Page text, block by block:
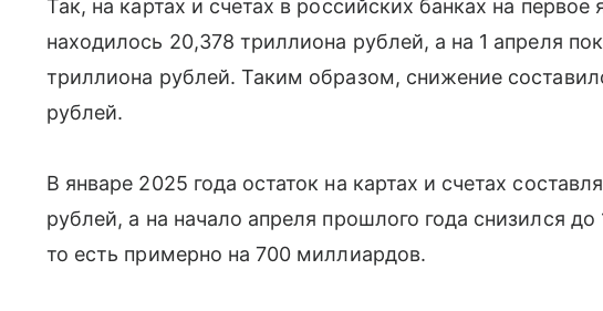
Так, на картах и счетах в российских банках на первое
находилось 20,378 триллиона рублей, а на 1 апреля
триллиона рублей. Таким образом, снижение
рублей.
В январе 2025 года остаток на картах и счетах
рублей, а на начало апреля прошлого года снизился
то есть примерно на 700 миллиардов.